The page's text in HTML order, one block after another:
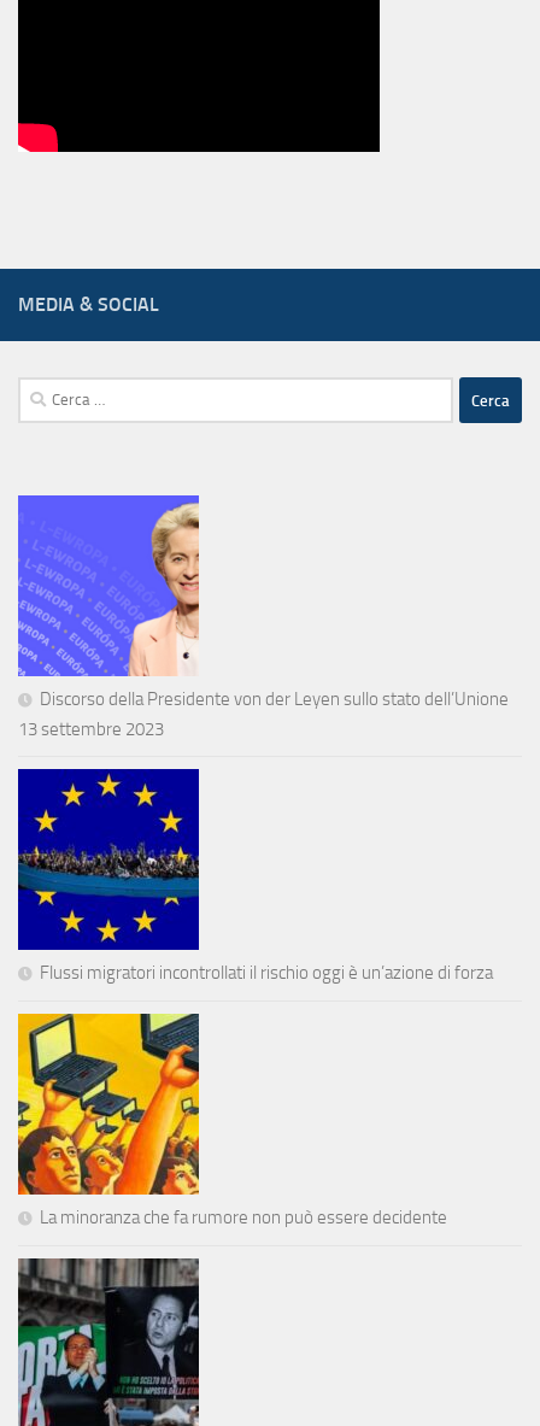
MEDIA & SOCIAL
Ricerca
per:
Discorso della Presidente von der Leyen sullo stato dell’Unione
13 settembre 2023
Flussi migratori incontrollati il rischio oggi è un’azione di forza
La minoranza che fa rumore non può essere decidente